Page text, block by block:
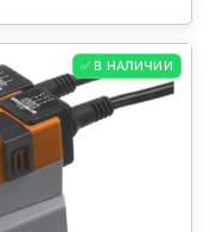
✅ В НАЛИЧИИ